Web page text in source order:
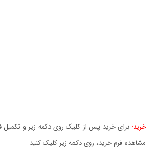
برای خرید پس از کلیک روی دکمه زیر و تکمیل
فرم خرید، روی دکمه زیر کلیک کنید.